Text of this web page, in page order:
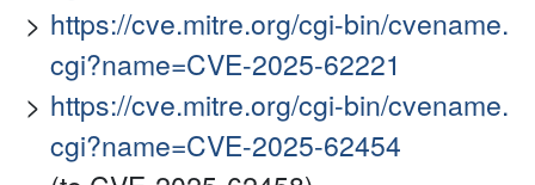
https://cve.mitre.org/cgi-bin/cvename.
cgi?name=CVE-2025-62221
https://cve.mitre.org/cgi-bin/cvename.
cgi?name=CVE-2025-62454